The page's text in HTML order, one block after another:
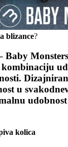
blizance?
Baby Monsters
kombinaciju
.
u
udobnost
kolica